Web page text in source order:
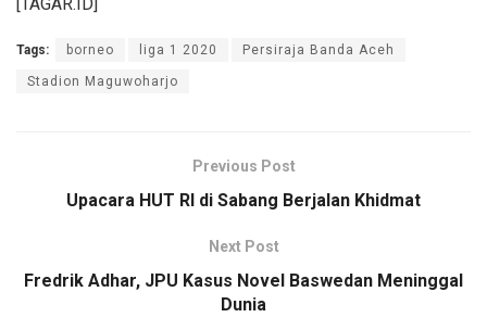
Tags: borneo liga 1 2020 Persiraja Banda Aceh
Stadion Maguwoharjo
Previous Post
Upacara HUT RI di Sabang Berjalan Khidmat
Next Post
Fredrik Adhar, JPU Kasus Novel Baswedan Meninggal
Dunia